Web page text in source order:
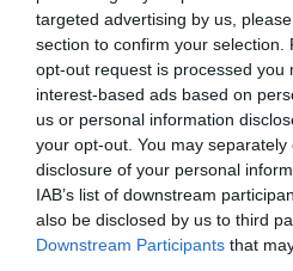
targeted advertising by us,
section to confirm your selection.
opt-out request is processed you
interest-based ads based on
us or personal information
your opt-out. You may
disclosure of your personal
IAB’s list of downstream
also be disclosed by us to third
Downstream Participants that
Τοποθεσία:
El Convento Del Arte,
Μεταξουργείο
El Convento del Arte
Eισιτήρια:
17 ευρώ με κρασί/μπύρα ή